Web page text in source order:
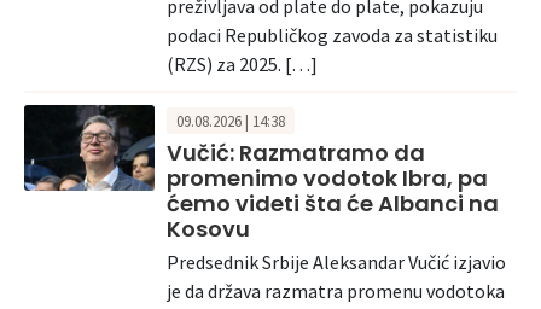
preživljava od plate do plate, pokazuju
podaci Republičkog zavoda za statistiku
(RZS) za 2025. […]
09.08.2026 | 14:38
Vučić: Razmatramo da
promenimo vodotok Ibra, pa
ćemo videti šta će Albanci na
Kosovu
Predsednik Srbije Aleksandar Vučić izjavio
je da država razmatra promenu vodotoka